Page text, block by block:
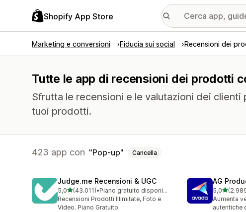
Shopify App Store
Marketing e conversioni Fiducia sui social Recensioni dei
Tutte le app di recensioni dei prodotti
Sfrutta le recensioni e le valutazioni dei
tuoi prodotti.
423 app con Pop-up Cancella
Judge.me Recensioni & UGC
5,0stelle su 5
(43.011)
43011 recensioni totali
•
Piano gratuito disponibile
Recensioni Prodotti Illimitate, Foto e
Video. Piano Gratuito
AG
5,0stelle
2989
Aumenta
autentiche